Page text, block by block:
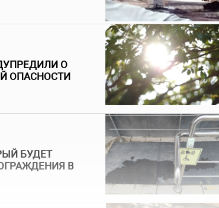
О
ОПАСНОСТИ
БУДЕТ
В